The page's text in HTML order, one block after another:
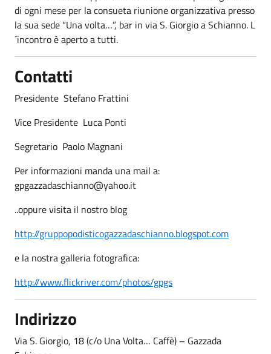
di ogni mese per la consueta riunione organizzativa presso
la sua sede “Una volta…”, bar in via S. Giorgio a Schianno. L
´incontro è aperto a tutti.
Contatti
Presidente ­ Stefano Frattini
Vice Presidente ­ Luca Ponti
Segretario ­ Paolo Magnani
Per informazioni manda una mail a:
gpgazzadaschianno@yahoo.it
..oppure visita il nostro blog
http://gruppopodisticogazzadaschianno.blogspot.com
e la nostra galleria fotografica:
http://www.flickriver.com/photos/gpgs
Indirizzo
Via S. Giorgio, 18 (c/o Una Volta… Caffè) – Gazzada